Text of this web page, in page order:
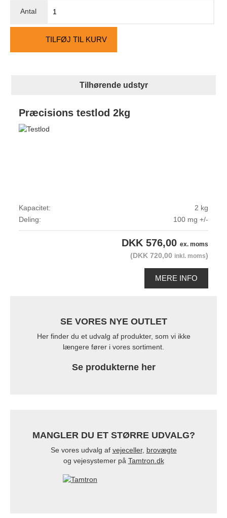
TILFØJ TIL KURV
Tilhørende udstyr
Præcisions testlod 2kg
Kapacitet:
2 kg
Deling:
100 mg +/-
DKK 576,00 ex. moms
(DKK 720,00 inkl. moms)
MERE INFO
SE VORES NYE OUTLET
Her finder du et udvalg af produkter, som vi ikke
længere fører i vores sortiment.
Se produkterne her
MANGLER DU ET STØRRE UDVALG?
Se vores udvalg af vejeceller, brovægte
og vejesystemer på Tamtron.dk